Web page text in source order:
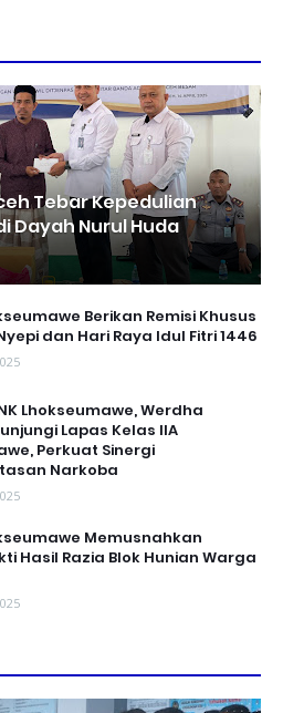
Tebar Kepedulian
Dayah Nurul Huda
Berikan Remisi Khusus
dan Hari Raya Idul Fitri 1446
Lhokseumawe, Werdha
Lapas Kelas IIA
Perkuat Sinergi
Narkoba
Memusnahkan
Hasil Razia Blok Hunian Warga